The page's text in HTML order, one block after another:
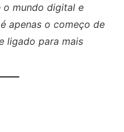
o mundo digital e
apenas o começo de
ligado para mais